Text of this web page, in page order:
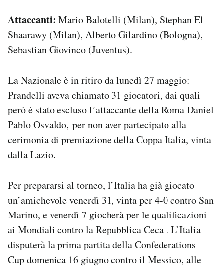
Attaccanti: Mario Balotelli (Milan), Stephan El
Shaarawy (Milan), Alberto Gilardino (Bologna),
Sebastian Giovinco (Juventus).
La Nazionale è in ritiro da lunedì 27 maggio:
Prandelli aveva chiamato 31 giocatori, dai quali
però è stato escluso l’attaccante della Roma Daniel
Pablo Osvaldo, per non aver partecipato alla
cerimonia di premiazione della Coppa Italia, vinta
dalla Lazio.
Per prepararsi al torneo, l’Italia ha già giocato
un’amichevole venerdì 31, vinta per 4-0 contro San
Marino, e venerdì 7 giocherà per le qualificazioni
ai Mondiali contro la Repubblica Ceca . L’Italia
disputerà la prima partita della Confederations
Cup domenica 16 giugno contro il Messico, alle